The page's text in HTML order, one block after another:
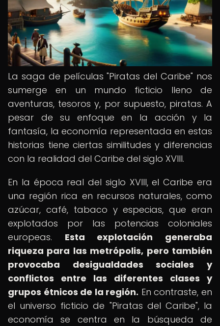
La saga de películas "Piratas del Caribe" nos
sumerge en un mundo ficticio lleno de
aventuras, tesoros y, por supuesto, piratas. A
pesar de su enfoque en la acción y la
fantasía, la economía representada en estas
historias tiene ciertas similitudes y diferencias
con la realidad del Caribe del siglo XVIII.
En la época real del siglo XVIII, el Caribe era
una región rica en recursos naturales, como
azúcar, café, tabaco y especias, que eran
explotados por las potencias coloniales
europeas. Esta explotación generaba
riqueza para las metrópolis, pero también
provocaba desigualdades sociales y
conflictos entre las diferentes clases y
grupos étnicos de la región. En contraste, en
el universo ficticio de "Piratas del Caribe", la
economía se centra en la búsqueda de